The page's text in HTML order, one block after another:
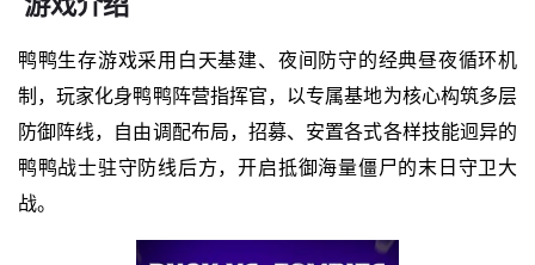
鸭鸭生存游戏采用白天基建、夜间防守的经典昼夜循环机
制，玩家化身鸭鸭阵营指挥官，以专属基地为核心构筑多层
防御阵线，自由调配布局，招募、安置各式各样技能迥异的
鸭鸭战士驻守防线后方，开启抵御海量僵尸的末日守卫大
战。